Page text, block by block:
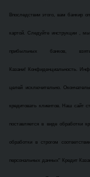
Впоследствии этого, вам банкир
картой. Следуйте инструкции ,
прибыльных банков,
Казани! Конфиденциальность.
целей исключительно.
кредитовать клиентов. Наш сайт
поставляется в виде обработки
обработки в строгом
персональных данных" Кредит